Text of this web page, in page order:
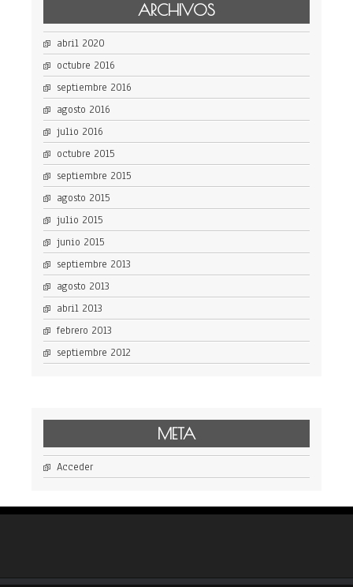
ARCHIVOS
abril 2020
octubre 2016
septiembre 2016
agosto 2016
julio 2016
octubre 2015
septiembre 2015
agosto 2015
julio 2015
junio 2015
septiembre 2013
agosto 2013
abril 2013
febrero 2013
septiembre 2012
META
Acceder